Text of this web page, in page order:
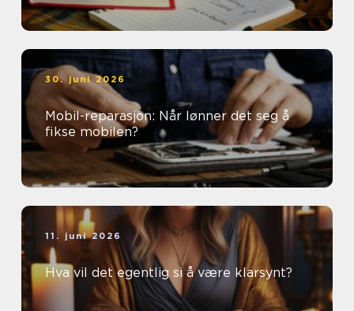
30. juni 2026
Mobil-reparasjon: Når lønner det seg å
fikse mobilen?
11. juni 2026
Hva vil det egentlig si å være klarsynt?